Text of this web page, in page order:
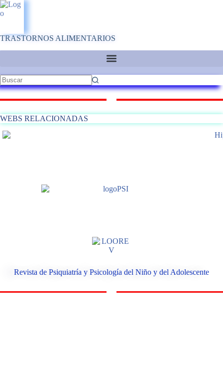
Saltar
al
TRASTORNOS ALIMENTARIOS
Sin
resultados
WEBS RELACIONADAS
Revista de Psiquiatría y Psicología del Niño y del Adolescente